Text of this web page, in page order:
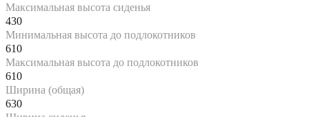
Максимальная высота сиденья
430
Минимальная высота до подлокотников
610
Максимальная высота до подлокотников
610
Ширина (общая)
630